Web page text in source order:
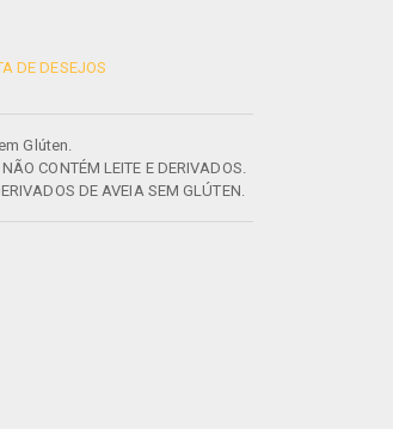
DE DESEJOS
Glúten.
CONTÉM LEITE E DERIVADOS.
DE AVEIA SEM GLÚTEN.